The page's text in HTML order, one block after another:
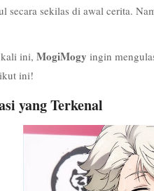
secara sekilas di awal cerita.
kali ini, MogiMogy ingin
ini!
yang Terkenal